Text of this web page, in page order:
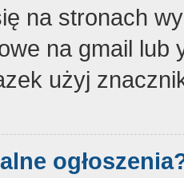
na stronach
na gmail lub
użyj